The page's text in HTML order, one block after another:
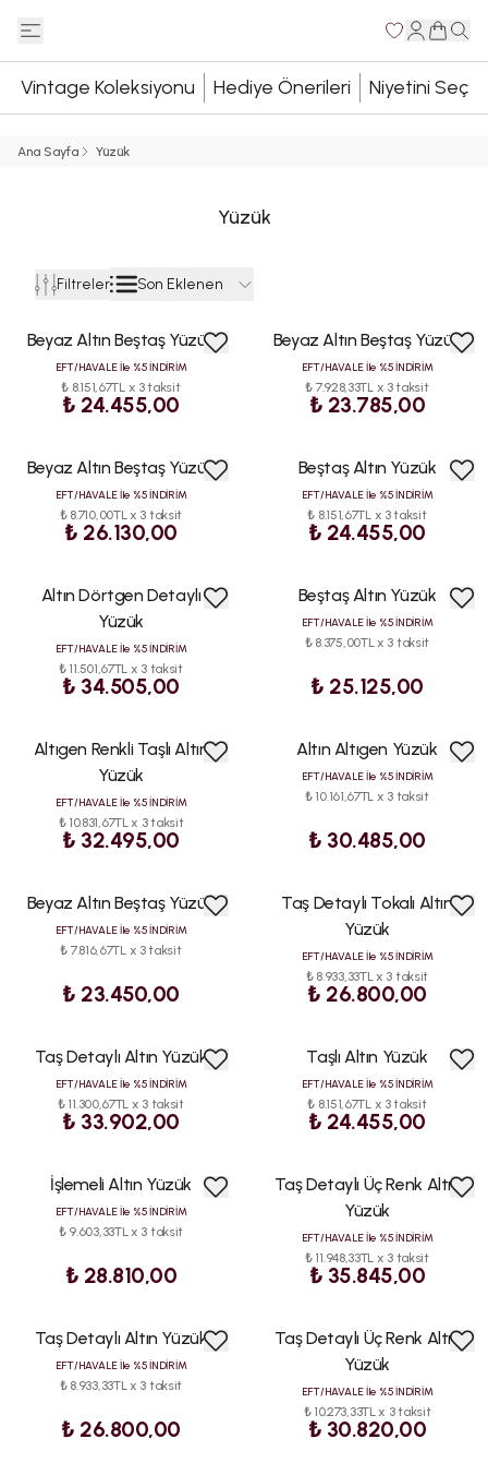
Vintage Koleksiyonu Hediye Önerileri Niyetini Seç
Ana Sayfa Yüzük
Yüzük
Filtreler Son Eklenen
Beyaz Altın Beştaş Yüzük
EFT/HAVALE İle %5 İNDİRİM
₺ 8.151,67TL x 3 taksit
₺ 24.455,00
Beyaz Altın Beştaş Yüzük
EFT/HAVALE İle %5 İNDİRİM
₺ 7.928,33TL x 3 taksit
₺ 23.785,00
Beyaz Altın Beştaş Yüzük
EFT/HAVALE İle %5 İNDİRİM
₺ 8.710,00TL x 3 taksit
₺ 26.130,00
Beştaş Altın Yüzük
EFT/HAVALE İle %5 İNDİRİM
₺ 8.151,67TL x 3 taksit
₺ 24.455,00
Altın Dörtgen Detaylı
Yüzük
EFT/HAVALE İle %5 İNDİRİM
₺ 11.501,67TL x 3 taksit
₺ 34.505,00
Beştaş Altın Yüzük
EFT/HAVALE İle %5 İNDİRİM
₺ 8.375,00TL x 3 taksit
₺ 25.125,00
Altıgen Renkli Taşlı Altın
Yüzük
EFT/HAVALE İle %5 İNDİRİM
₺ 10.831,67TL x 3 taksit
₺ 32.495,00
Altın Altıgen Yüzük
EFT/HAVALE İle %5 İNDİRİM
₺ 10.161,67TL x 3 taksit
₺ 30.485,00
Beyaz Altın Beştaş Yüzük
EFT/HAVALE İle %5 İNDİRİM
₺ 7.816,67TL x 3 taksit
₺ 23.450,00
Taş Detaylı Tokalı Altın
Yüzük
EFT/HAVALE İle %5 İNDİRİM
₺ 8.933,33TL x 3 taksit
₺ 26.800,00
Taş Detaylı Altın Yüzük
EFT/HAVALE İle %5 İNDİRİM
₺ 11.300,67TL x 3 taksit
₺ 33.902,00
Taşlı Altın Yüzük
EFT/HAVALE İle %5 İNDİRİM
₺ 8.151,67TL x 3 taksit
₺ 24.455,00
İşlemeli Altın Yüzük
EFT/HAVALE İle %5 İNDİRİM
₺ 9.603,33TL x 3 taksit
₺ 28.810,00
Taş Detaylı Üç Renk Altın
Yüzük
EFT/HAVALE İle %5 İNDİRİM
₺ 11.948,33TL x 3 taksit
₺ 35.845,00
Taş Detaylı Altın Yüzük
EFT/HAVALE İle %5 İNDİRİM
₺ 8.933,33TL x 3 taksit
₺ 26.800,00
Taş Detaylı Üç Renk Altın
Yüzük
EFT/HAVALE İle %5 İNDİRİM
₺ 10.273,33TL x 3 taksit
₺ 30.820,00